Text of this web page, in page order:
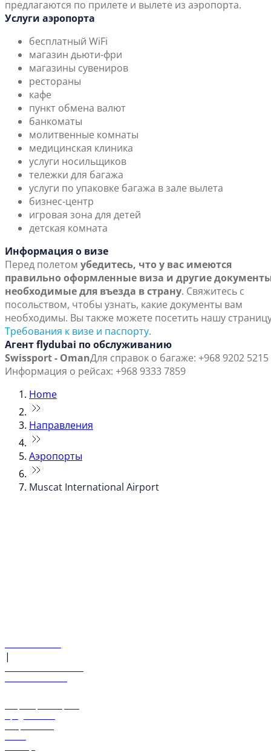
предлагаются по прилете и вылете из аэропорта.
Услуги аэропорта
бесплатный WiFi
магазин дьюти-фри
магазины сувениров
рестораны
кафе
пункт обмена валют
банкоматы
молитвенные комнаты
медицинская клиника
услуги носильщиков
тележки для багажа
услуги по упаковке багажа в зале вылета
бизнес-центр
игровая зона для детей
детская комната
Информация о визе
Перед полетом убедитесь, что у вас имеются
правильно оформленные виза и другие
необходимые для въезда в страну. Свяжитесь с
посольством, чтобы узнать, какие документы вам
необходимы. Вы также можете посетить нашу
Требования к визе и паспорту.
Агент flydubai по обслуживанию
Swissport - OmanДля справок о багаже: +968 9202 5215
Информация о рейсах: +968 9333 7859
Home
Направления
Аэропорты
Muscat International Airport
|